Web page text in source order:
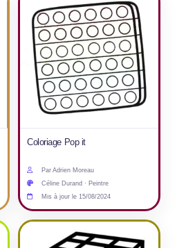
Coloriage Pop it
Par Adrien Moreau
Céline Durand · Peintre
Mis à jour le 15/08/2024